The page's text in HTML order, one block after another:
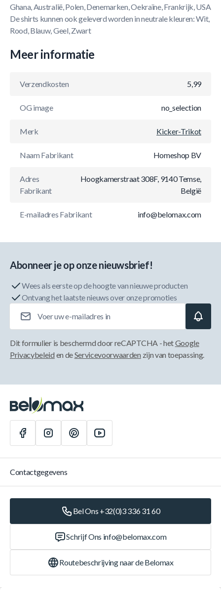
Ghana, Australië, Polen, Denemarken, Oekraïne, Frankrijk, USA
De shirts kunnen ook geleverd worden in neutrale kleuren: Wit,
Rood, Blauw, Geel, Zwart
Meer informatie
Verzendkosten 5,99
OG image no_selection
Merk Kicker-Trikot
Naam Fabrikant Homeshop BV
Adres
Fabrikant
Hoogkamerstraat 308F, 9140 Temse,
België
E-mailadres Fabrikant info@belomax.com
Abonneer je op onze nieuwsbrief!
Wees als eerste op de hoogte van nieuwe producten
Ontvang het laatste nieuws over onze promoties
Dit formulier is beschermd door reCAPTCHA - hetGoogle
Privacybeleid en deServicevoorwaarden zijn van toepassing.
Contactgegevens
Bel Ons +32(0)3 336 31 60
Schrijf Ons info@belomax.com
Routebeschrijving naar de Belomax